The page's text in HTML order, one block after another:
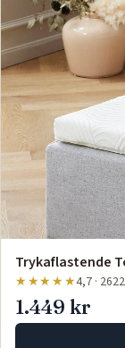
Trykaflastende
★★★★★4,7 ·
1.449 kr